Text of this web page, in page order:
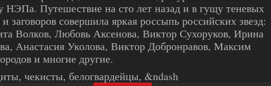
НЭПа. Путешествие на сто лет назад и в гущу теневых
заговоров совершила яркая россыпь российских звезд:
Волков, Любовь Аксенова, Виктор Сухоруков, Ирина
Анастасия Уколова, Виктор Добронравов, Максим
и многие другие.
чекисты, белогвардейцы, &ndash